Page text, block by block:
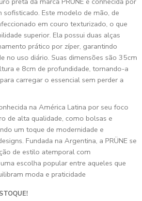
sofisticado. Este modelo de mão, de
em couro texturizado, o que
superior. Ela possui duas alças
prático por zíper, garantindo
no uso diário. Suas dimensões são 35cm
e 8cm de profundidade, tornando-a
carregar o essencial sem perder a
na América Latina por seu foco
de alta qualidade, como bolsas e
um toque de modernidade e
Fundada na Argentina, a PRÜNE se
de estilo atemporal com
escolha popular entre aqueles que
moda e praticidade